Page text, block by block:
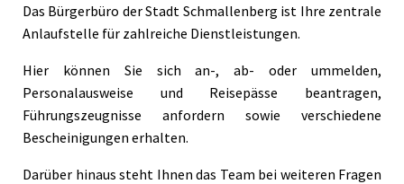
Wirtschaft
Das Bürgerbüro der Stadt Schmallenberg ist Ihre zentrale
Anlaufstelle für zahlreiche Dienstleistungen.
Hier können Sie sich an-, ab- oder ummelden,
Personalausweise und Reisepässe beantragen,
Führungszeugnisse anfordern sowie verschiedene
Bescheinigungen erhalten.
Darüber hinaus steht Ihnen das Team bei weiteren Fragen